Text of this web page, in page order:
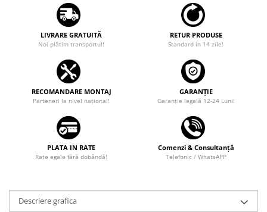
LIVRARE GRATUITĂ
Noi plătim transportul!
RETUR PRODUSE
Standard in 14 zile!
RECOMANDARE MONTAJ
Parteneri la nivel național!
GARANȚIE
Garanţie legală 12-24 Luni!
PLATA IN RATE
Rate egale fără dobândă!
Comenzi & Consultanță
Telefonic / WhatsAPP
Descriere grafica